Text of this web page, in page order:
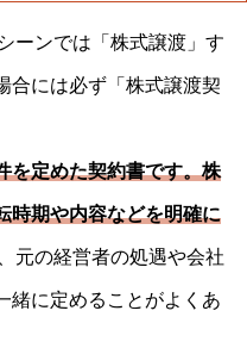
ーンでは「株式譲渡」す
合には必ず「株式譲渡契
を定めた契約書です。株
時期や内容などを明確に
元の経営者の処遇や会社
緒に定めることがよくあ